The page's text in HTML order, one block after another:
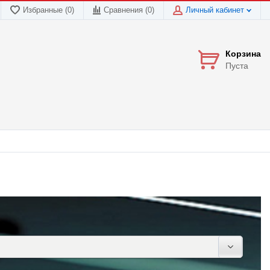
Избранные (0) Сравнения (0) Личный кабинет
Корзина
Пуста